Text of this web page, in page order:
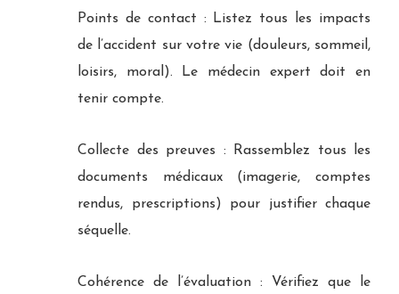
Points de contact : Listez tous les impacts
de l’accident sur votre vie (douleurs, sommeil,
loisirs, moral). Le médecin expert doit en
tenir compte.
Collecte des preuves : Rassemblez tous les
documents médicaux (imagerie, comptes
rendus, prescriptions) pour justifier chaque
séquelle.
Cohérence de l’évaluation : Vérifiez que le